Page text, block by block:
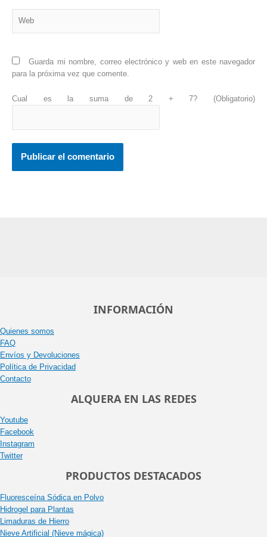
Guarda mi nombre, correo electrónico y web en este navegador
para la próxima vez que comente.
Cual es la suma de 2 + 7? (Obligatorio)
INFORMACIÓN
Quienes somos
FAQ
Envíos y Devoluciones
Política de Privacidad
Contacto
ALQUERA EN LAS REDES
Youtube
Facebook
Instagram
Twitter
PRODUCTOS DESTACADOS
Fluoresceína Sódica en Polvo
Hidrogel para Plantas
Limaduras de Hierro
Nieve Artificial (Nieve mágica)